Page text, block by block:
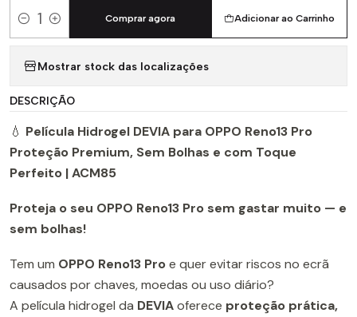
Quantidade
Adicionar ao Carrinho
Comprar agora
Mostrar stock das localizações
DESCRIÇÃO
💧 Película Hidrogel DEVIA para OPPO Reno13 Pro
Proteção Premium, Sem Bolhas e com Toque
Perfeito | ACM85
Proteja o seu OPPO Reno13 Pro sem gastar muito — e
sem bolhas!
Tem um OPPO Reno13 Proe quer evitar riscos no ecrã
causados por chaves, moedas ou uso diário?
A película hidrogel da DEVIAoferece proteção prática,